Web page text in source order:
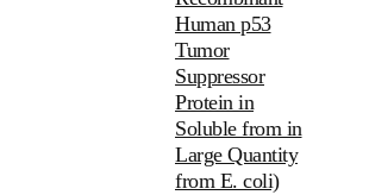
Human p53
Tumor
Suppressor
Protein in
Soluble from in
Large Quantity
from E. coli)